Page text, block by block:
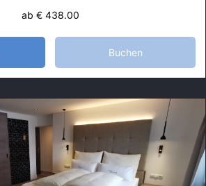
ab € 438.00
Buchen